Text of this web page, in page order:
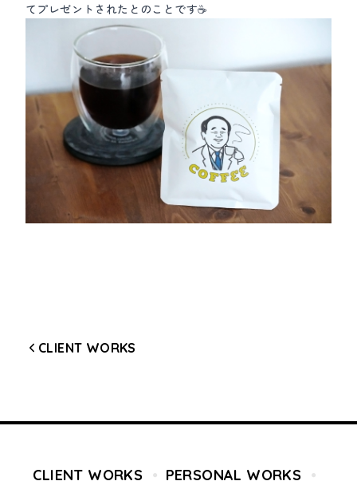
てプレゼントされたとのことです☕️
CLIENT WORKS
CLIENT WORKS PERSONAL WORKS